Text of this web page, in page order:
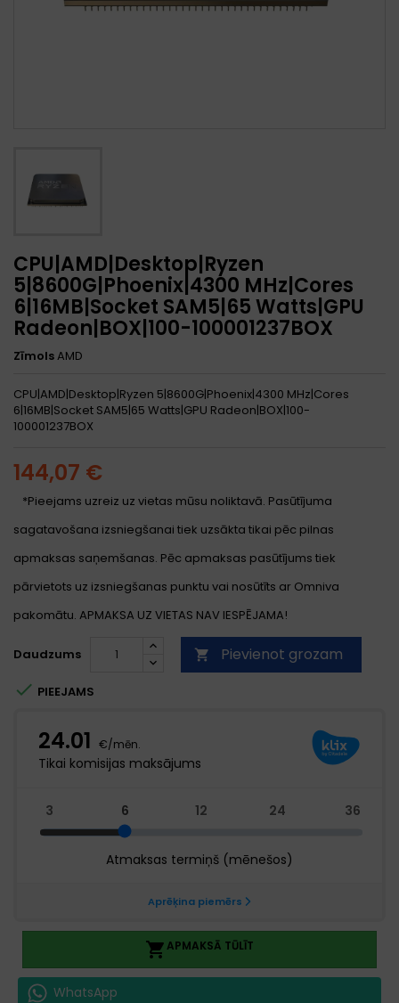
CPU|AMD|Desktop|Ryzen
5|8600G|Phoenix|4300 MHz|Cores
6|16MB|Socket SAM5|65 Watts|GPU
Radeon|BOX|100-100001237BOX
ZīmolsAMD
CPU|AMD|Desktop|Ryzen 5|8600G|Phoenix|4300 MHz|Cores
6|16MB|Socket SAM5|65 Watts|GPU Radeon|BOX|100-
100001237BOX
144,07 €
*Pieejams uzreiz uz vietas mūsu noliktavā. Pasūtījuma
sagatavošana izsniegšanai tiek uzsākta tikai pēc pilnas
apmaksas saņemšanas. Pēc apmaksas pasūtījums tiek
pārvietots uz izsniegšanas punktu vai nosūtīts ar Omniva
pakomātu. APMAKSA UZ VIETAS NAV IESPĒJAMA!
Daudzums  Pievienot grozam
 PIEEJAMS
APMAKSĀ TŪLĪT
WhatsApp